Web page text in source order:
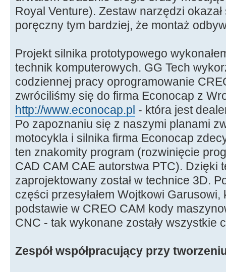
Royal Venture). Zestaw narzędzi
poręczny tym bardziej, że montaż
Projekt silnika prototypowego
technik komputerowych. GG Tech
codziennej pracy oprogramowanie
zwróciliśmy się do firma Econocap z
http://www.econocap.pl - która jest
Po zapoznaniu się z naszymi planami
motocykla i silnika firma Econocap
ten znakomity program (rozwinięcie
CAD CAM CAE autorstwa PTC). Dzięki
zaprojektowany został w technice 3D.
części przesyłałem Wojtkowi Garusowi,
podstawie w CREO CAM kody
CNC - tak wykonane zostały wszystkie
Zespół współpracujący przy